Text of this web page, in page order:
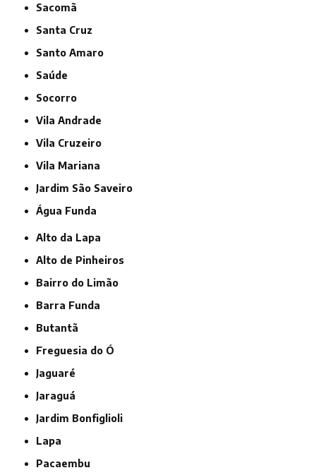
Sacomã
Santa Cruz
Santo Amaro
Saúde
Socorro
Vila Andrade
Vila Cruzeiro
Vila Mariana
jardim São Saveiro
Água Funda
Alto da Lapa
Alto de Pinheiros
Bairro do Limão
Barra Funda
Butantã
Freguesia do Ó
Jaguaré
Jaraguá
Jardim Bonfiglioli
Lapa
Pacaembu